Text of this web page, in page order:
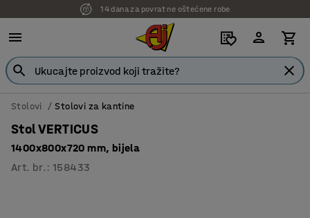
14 dana za povrat ne oštećene robe
7 godina garancije
Stolovi Stolovi za kantine
Stol VERTICUS
1400x800x720 mm, bijela
Art. br. :158433